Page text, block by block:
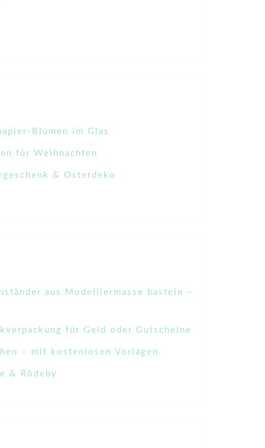
Blumen im Glas
für Weihnachten
& Osterdeko
aus Modelliermasse basteln –
für Geld oder Gutscheine
– mit kostenlosen Vorlagen
& Rödeby